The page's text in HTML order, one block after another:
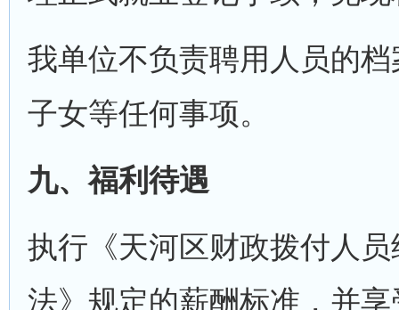
我单位不负责聘用人员的
子女等任何事项。
九、福利待遇
执行《天河区财政拨付人
法》规定的薪酬标准，并